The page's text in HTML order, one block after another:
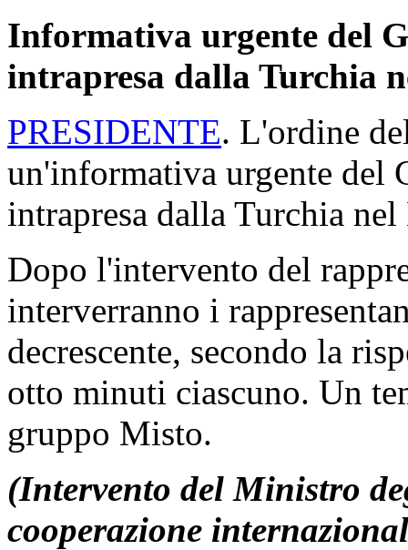
Informativa urgente del
intrapresa dalla Turchia
PRESIDENTE. L'ordine
un'informativa urgente del
intrapresa dalla Turchia
Dopo l'intervento del
interverranno i
decrescente, secondo la
otto minuti ciascuno. Un
gruppo Misto.
(Intervento del Ministro
cooperazione